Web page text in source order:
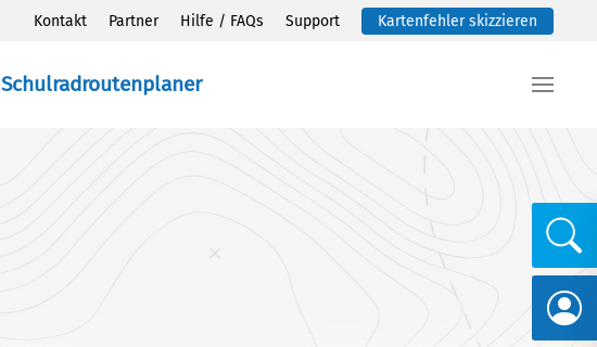
Kontakt Partner Hilfe / FAQs Support Kartenfehler skizzieren
Schulradroutenplaner